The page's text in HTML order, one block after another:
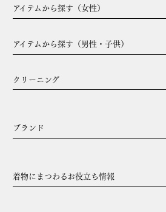
アイテムから探す（女性）
アイテムから探す（男性・子供）
クリーニング
ブランド
着物にまつわるお役立ち情報